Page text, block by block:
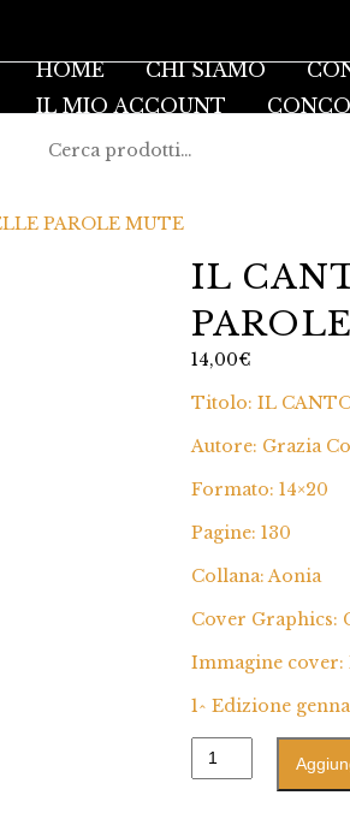
HOME CHI SIAMO
IL MIO ACCOUNT
PAROLE MUTE
IL
14,00€
Titolo: IL
Autore: Grazia
Formato: 14×20
Pagine: 130
Collana: Aonia
Cover Graphics:
Immagine cover:
1^ Edizione